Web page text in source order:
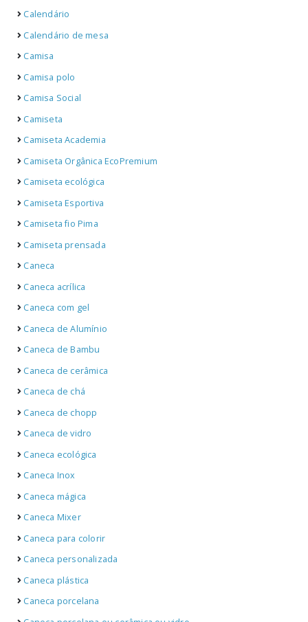
Calendário
Calendário de mesa
Camisa
Camisa polo
Camisa Social
Camiseta
Camiseta Academia
Camiseta Orgânica EcoPremium
Camiseta ecológica
Camiseta Esportiva
Camiseta fio Pima
Camiseta prensada
Caneca
Caneca acrílica
Caneca com gel
Caneca de Alumínio
Caneca de Bambu
Caneca de cerâmica
Caneca de chá
Caneca de chopp
Caneca de vidro
Caneca ecológica
Caneca Inox
Caneca mágica
Caneca Mixer
Caneca para colorir
Caneca personalizada
Caneca plástica
Caneca porcelana